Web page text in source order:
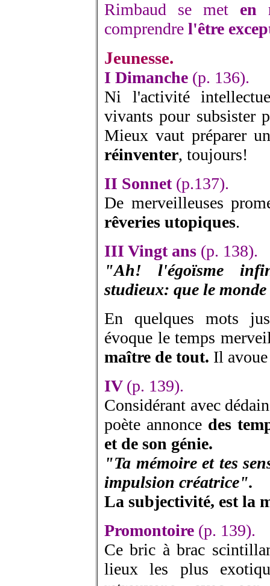
Rimbaud se met en
comprendre l'être
Jeunesse.
I Dimanche (p. 136).
Ni l'activité
vivants pour subsister
Mieux vaut préparer
réinventer, toujours!
II Sonnet (p.137).
De merveilleuses
rêveries utopiques.
III Vingt ans (p. 138).
"Ah! l'égoïsme
studieux: que le
En quelques mots
évoque le temps
maître de tout. Il
IV (p. 139).
Considérant avec
poète annonce des
et de son génie.
"Ta mémoire et tes
impulsion créatrice".
La subjectivité, est la
Promontoire (p. 139).
Ce bric à brac
lieux les plus